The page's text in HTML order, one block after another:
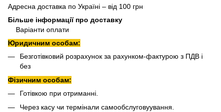
Адресна доставка по Україні – від 100 грн
Більше інформації про доставку
Варіанти оплати
Юридичним особам:
Безготівковий розрахунок за рахунком-фактурою з ПДВ і
без
Фізичним особам:
Готівкою при отриманні.
Через касу чи термінали самообслуговуування.